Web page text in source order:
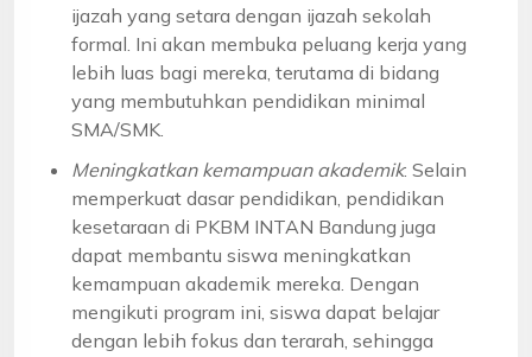
ijazah yang setara dengan ijazah sekolah
formal. Ini akan membuka peluang kerja yang
lebih luas bagi mereka, terutama di bidang
yang membutuhkan pendidikan minimal
SMA/SMK.
Meningkatkan kemampuan akademik: Selain
memperkuat dasar pendidikan, pendidikan
kesetaraan di PKBM INTAN Bandung juga
dapat membantu siswa meningkatkan
kemampuan akademik mereka. Dengan
mengikuti program ini, siswa dapat belajar
dengan lebih fokus dan terarah, sehingga